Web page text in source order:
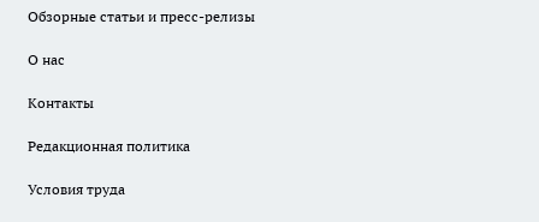
Обзорные статьи и пресс-релизы
О нас
Контакты
Редакционная политика
Условия труда